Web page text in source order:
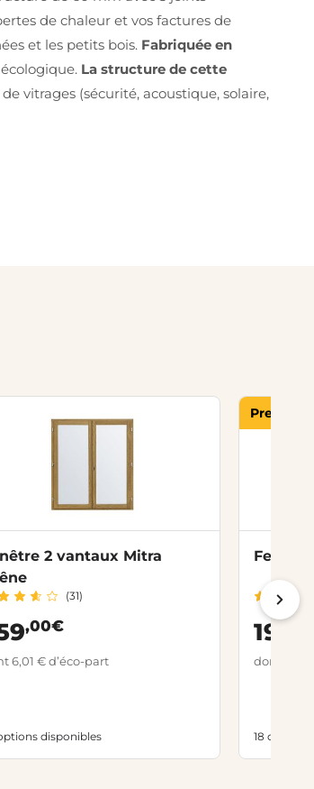
de chaleur et vos factures de
et les petits bois. Fabriquée en
La structure de cette
vitrages (sécurité, acoustique, solaire,
2 vantaux Mitra
(31)
,00€
6,01 € d’éco-part
disponibles
Premier
199
dont 6,01
18 options